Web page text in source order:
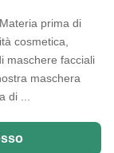
prima di
cosmetica,
maschere facciali
maschera
di ...